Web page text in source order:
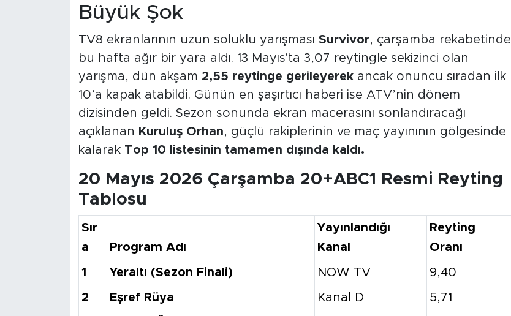
Büyük Şok
TV8 ekranlarının uzun soluklu yarışması Survivor, çarşamba rekabetinde
bu hafta ağır bir yara aldı. 13 Mayıs'ta 3,07 reytingle sekizinci olan
yarışma, dün akşam 2,55 reytinge gerileyerekancak onuncu sıradan ilk
10’a kapak atabildi. Günün en şaşırtıcı haberi ise ATV’nin dönem
dizisinden geldi. Sezon sonunda ekran macerasını sonlandıracağı
açıklanan Kuruluş Orhan, güçlü rakiplerinin ve maç yayınının gölgesinde
kalarak Top 10 listesinin tamamen dışında kaldı.
20 Mayıs 2026 Çarşamba 20+ABC1 Resmi Reyting
Tablosu
Sır
a
Program Adı
Yayınlandığı
Kanal
Reyting
Oranı
1 Yeraltı (Sezon Finali) NOW TV 9,40
2 Eşref Rüya Kanal D 5,71